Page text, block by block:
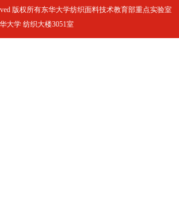
版权所有东华大学纺织面料技术教育部重点实验
大学 纺织大楼3051室